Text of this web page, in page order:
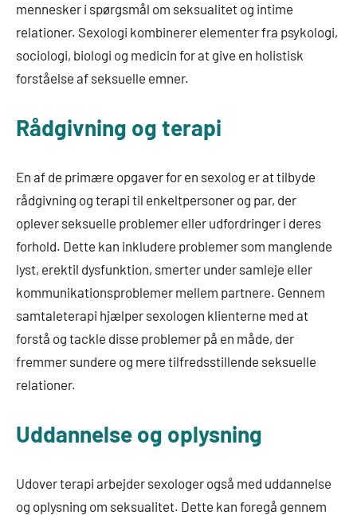
mennesker i spørgsmål om seksualitet og intime
relationer. Sexologi kombinerer elementer fra psykologi,
sociologi, biologi og medicin for at give en holistisk
forståelse af seksuelle emner.
Rådgivning og terapi
En af de primære opgaver for en sexolog er at tilbyde
rådgivning og terapi til enkeltpersoner og par, der
oplever seksuelle problemer eller udfordringer i deres
forhold. Dette kan inkludere problemer som manglende
lyst, erektil dysfunktion, smerter under samleje eller
kommunikationsproblemer mellem partnere. Gennem
samtaleterapi hjælper sexologen klienterne med at
forstå og tackle disse problemer på en måde, der
fremmer sundere og mere tilfredsstillende seksuelle
relationer.
Uddannelse og oplysning
Udover terapi arbejder sexologer også med uddannelse
og oplysning om seksualitet. Dette kan foregå gennem